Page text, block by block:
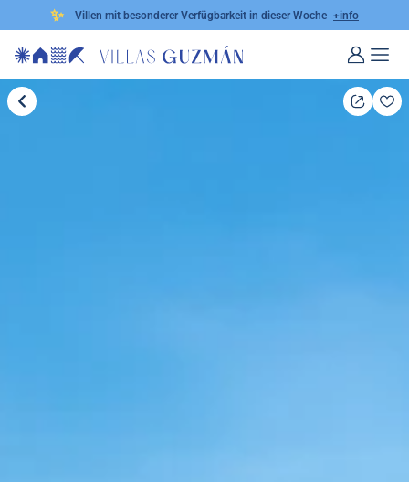
✨ Villen mit besonderer Verfügbarkeit in dieser Woche +info